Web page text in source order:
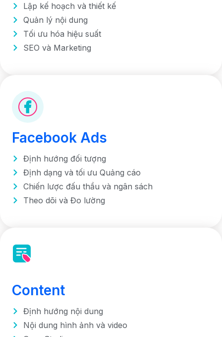
Lập kế hoạch và thiết kế
Quản lý nội dung
Tối ưu hóa hiệu suất
SEO và Marketing
Facebook Ads
Định hướng đối tượng
Định dạng và tối ưu Quảng cáo
Chiến lược đấu thầu và ngân sách
Theo dõi và Đo lường
Content
Định hướng nội dung
Nội dung hình ảnh và video